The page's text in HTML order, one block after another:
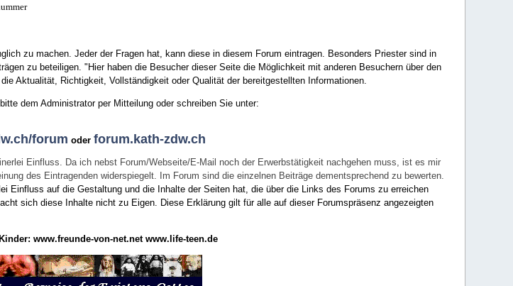
zu machen. Jeder der Fragen hat, kann diese in diesem Forum eintragen. Besonders Priester sind in
zu beteiligen. "Hier haben die Besucher dieser Seite die Möglichkeit mit anderen Besuchern über den
Aktualität, Richtigkeit, Vollständigkeit oder Qualität der bereitgestellten Informationen.
dem Administrator per Mitteilung oder schreiben Sie unter:
forum oderforum.kath-zdw.ch
Einfluss. Da ich nebst Forum/Webseite/E-Mail noch der Erwerbstätigkeit nachgehen muss, ist es mir
des Eintragenden widerspiegelt. Im Forum sind die einzelnen Beiträge dementsprechend zu bewerten.
Einfluss auf die Gestaltung und die Inhalte der Seiten hat, die über die Links des Forums zu erreichen
sich diese Inhalte nicht zu Eigen. Diese Erklärung gilt für alle auf dieser Forumspräsenz angezeigten
www.freunde-von-net.net www.life-teen.de